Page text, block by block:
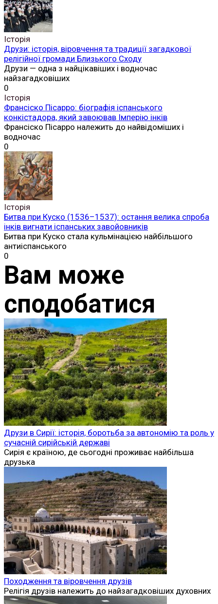
Історія
Друзи: історія, віровчення та традиції загадкової
релігійної громади Близького Сходу
Друзи — одна з найцікавіших і водночас
найзагадковіших
0
Історія
Франсіско Пісарро: біографія іспанського
конкістадора, який завоював Імперію інків
Франсіско Пісарро належить до найвідоміших і
водночас
0
Історія
Битва при Куско (1536–1537): остання велика спроба
інків вигнати іспанських завойовників
Битва при Куско стала кульмінацією найбільшого
антиіспанського
0
Вам може
сподобатися
Друзи в Сирії: історія, боротьба за автономію та роль у
сучасній сирійській державі
Сирія є країною, де сьогодні проживає найбільша
друзька
Походження та віровчення друзів
Релігія друзів належить до найзагадковіших духовних